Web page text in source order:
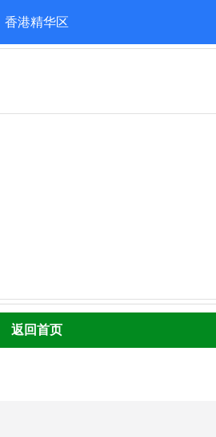
香港精华区
返回首页